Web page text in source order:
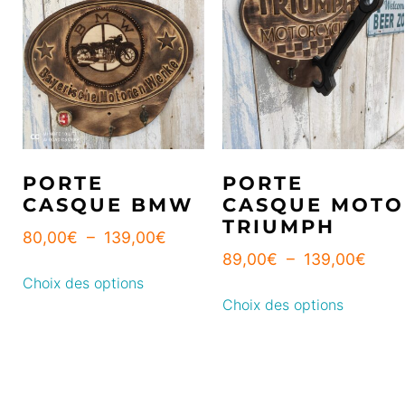
PORTE
CASQUE BMW
80,00€ – 139,00€
Choix des options
PORTE
CASQUE MOTO
TRIUMPH
89,00€ – 139,00€
Choix des options